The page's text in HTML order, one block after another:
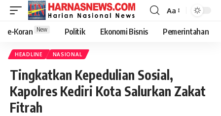
Aa
e-Koran New Politik Ekonomi Bisnis Pemerintahan
HEADLINE NASIONAL
Tingkatkan Kepedulian Sosial,
Kapolres Kediri Kota Salurkan Zakat
Fitrah